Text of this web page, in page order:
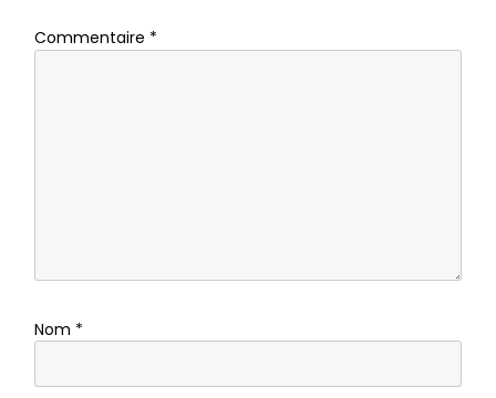
Commentaire *
Nom *